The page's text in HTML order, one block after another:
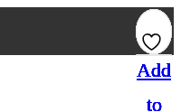
Add
to
Add
to
Add
to
Add
to
Add
to
Add
to
Add
to